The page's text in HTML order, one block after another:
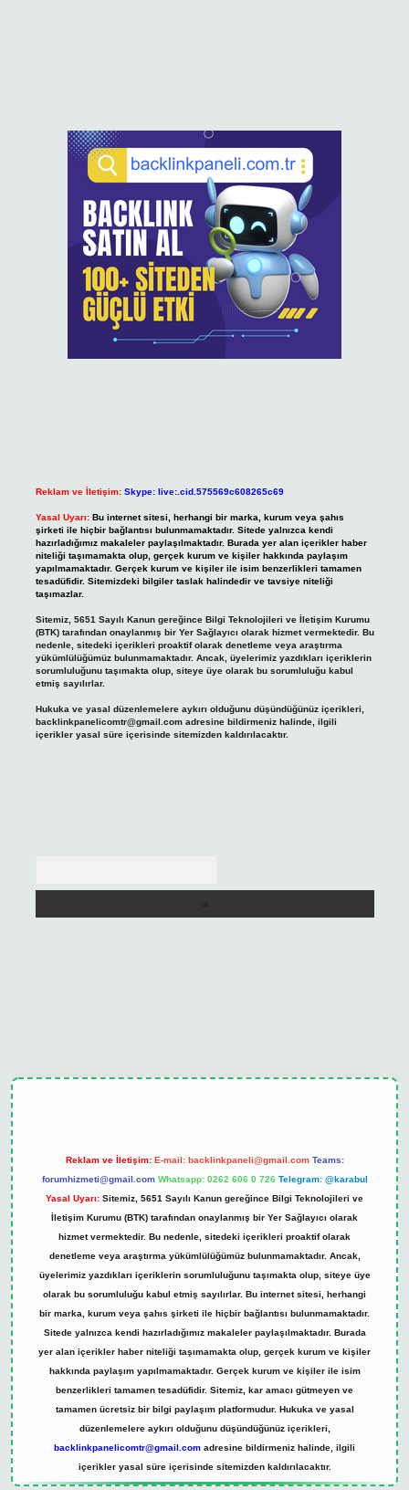
Reklam ve İletişim: Skype: live:.cid.575569c608265c69
Yasal Uyarı: Bu internet sitesi, herhangi bir marka, kurum veya şahıs
şirketi ile hiçbir bağlantısı bulunmamaktadır. Sitede yalnızca kendi
hazırladığımız makaleler paylaşılmaktadır. Burada yer alan içerikler haber
niteliği taşımamakta olup, gerçek kurum ve kişiler hakkında paylaşım
yapılmamaktadır. Gerçek kurum ve kişiler ile isim benzerlikleri tamamen
tesadüfidir. Sitemizdeki bilgiler taslak halindedir ve tavsiye niteliği
taşımazlar.
Sitemiz, 5651 Sayılı Kanun gereğince Bilgi Teknolojileri ve İletişim Kurumu
(BTK) tarafından onaylanmış bir Yer Sağlayıcı olarak hizmet vermektedir. Bu
nedenle, sitedeki içerikleri proaktif olarak denetleme veya araştırma
yükümlülüğümüz bulunmamaktadır. Ancak, üyelerimiz yazdıkları içeriklerin
sorumluluğunu taşımakta olup, siteye üye olarak bu sorumluluğu kabul
etmiş sayılırlar.
Hukuka ve yasal düzenlemelere aykırı olduğunu düşündüğünüz içerikleri,
backlinkpanelicomtr@gmail.comadresine bildirmeniz halinde, ilgili
içerikler yasal süre içerisinde sitemizden kaldırılacaktır.
Reklam ve İletişim: E-mail: backlinkpaneli@gmail.com Teams:
forumhizmeti@gmail.com Whatsapp: 0262 606 0 726 Telegram: @karabul
Yasal Uyarı: Sitemiz, 5651 Sayılı Kanun gereğince Bilgi Teknolojileri ve
İletişim Kurumu (BTK) tarafından onaylanmış bir Yer Sağlayıcı olarak
hizmet vermektedir. Bu nedenle, sitedeki içerikleri proaktif olarak
denetleme veya araştırma yükümlülüğümüz bulunmamaktadır. Ancak,
üyelerimiz yazdıkları içeriklerin sorumluluğunu taşımakta olup, siteye üye
olarak bu sorumluluğu kabul etmiş sayılırlar. Bu internet sitesi, herhangi
bir marka, kurum veya şahıs şirketi ile hiçbir bağlantısı bulunmamaktadır.
Sitede yalnızca kendi hazırladığımız makaleler paylaşılmaktadır. Burada
yer alan içerikler haber niteliği taşımamakta olup, gerçek kurum ve kişiler
hakkında paylaşım yapılmamaktadır. Gerçek kurum ve kişiler ile isim
benzerlikleri tamamen tesadüfidir. Sitemiz, kar amacı gütmeyen ve
tamamen ücretsiz bir bilgi paylaşım platformudur. Hukuka ve yasal
düzenlemelere aykırı olduğunu düşündüğünüz içerikleri,
backlinkpanelicomtr@gmail.com adresine bildirmeniz halinde, ilgili
içerikler yasal süre içerisinde sitemizden kaldırılacaktır.